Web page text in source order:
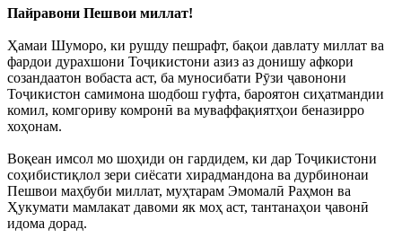
Пайравони Пешвои миллат!
Ҳамаи Шуморо, ки рушду пешрафт, бақои давлату миллат ва
фардои дурахшони Тоҷикистони азиз аз донишу афкори
созандаатон вобаста аст, ба муносибати Рӯзи ҷавонони
Тоҷикистон самимона шодбош гуфта, бароятон сиҳатмандии
комил, комгориву комронӣ ва муваффақиятҳои беназирро
хоҳонам.
Воқеан имсол мо шоҳиди он гардидем, ки дар Тоҷикистони
соҳибистиқлол зери сиёсати хирадмандона ва дурбинонаи
Пешвои маҳбуби миллат, муҳтарам Эмомалӣ Раҳмон ва
Ҳукумати мамлакат давоми як моҳ аст, тантанаҳои ҷавонӣ
идома дорад.